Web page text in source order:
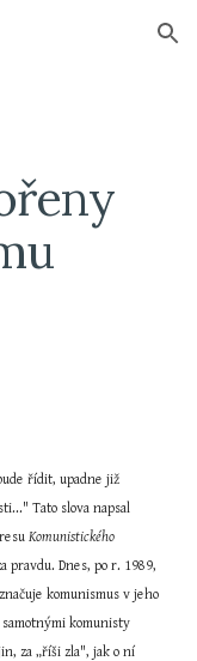
Skip to navigation
řídit, upadne již
Tato slova napsal
Komunistického
pravdu. Dnes, po r. 1989,
komunismus v jeho
komunisty
za „říši zla", jak o ní